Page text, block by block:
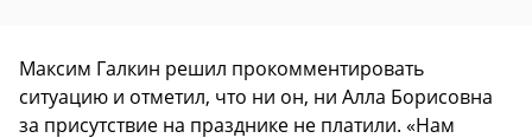
Максим Галкин решил прокомментировать
ситуацию и отметил, что ни он, ни Алла Борисовна
за присутствие на празднике не платили. «Нам